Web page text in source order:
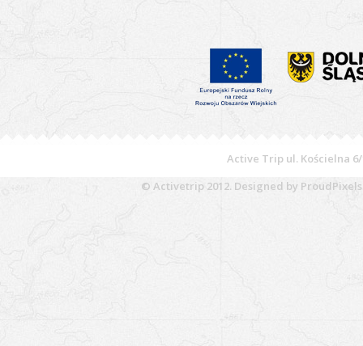
Active Trip ul. Kościelna
© Activetrip 2012. Designed by